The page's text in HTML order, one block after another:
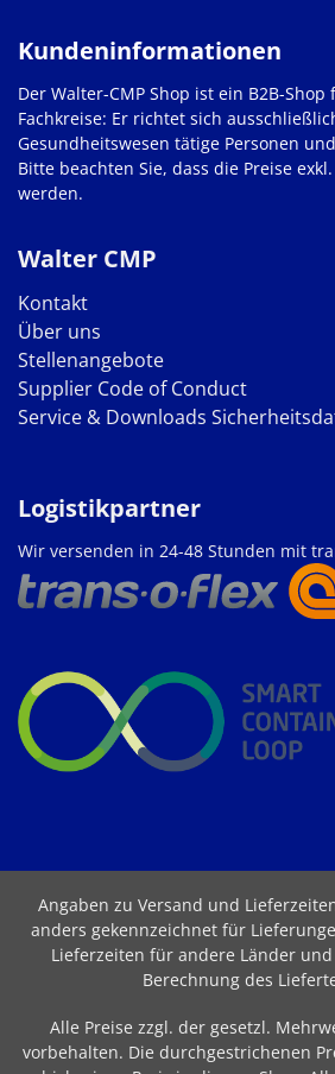
Walter CMP
Kontakt
Über uns
Stellenangebote
Supplier Code of Conduct
Service & Downloads
Kundeninformationen
Der Walter-CMP Shop ist ein B2B-
Fachkreise: Er richtet sich
Gesundheitswesen tätige Personen
Bitte beachten Sie, dass die Preise
werden.
Logistikpartner
Wir versenden in 24-48 Stunden mit
Angaben zu Versand und
anders gekennzeichnet für
Lieferzeiten für andere Länder
Berechnung des
Alle Preise zzgl. der gesetzl.
vorbehalten. Die durchgestrichenen